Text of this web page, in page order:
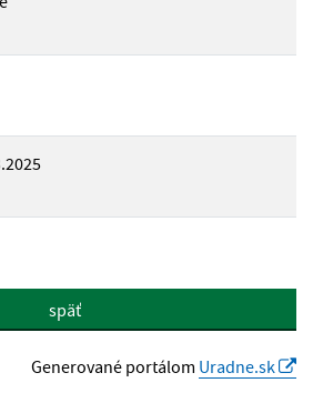
späť
Generované portálom Uradne.sk